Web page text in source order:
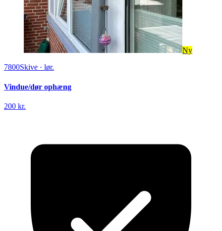
Ny
7800Skive · lør.
Vindue/dør ophæng
200 kr.